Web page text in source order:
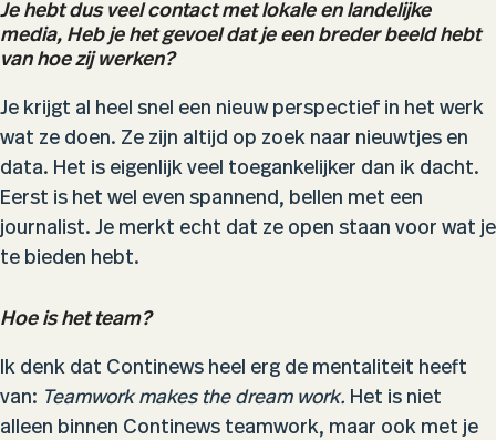
Je hebt dus veel contact met lokale en landelijke
media, Heb je het gevoel dat je een breder beeld hebt
van hoe zij werken?
Je krijgt al heel snel een nieuw perspectief in het werk
wat ze doen. Ze zijn altijd op zoek naar nieuwtjes en
data. Het is eigenlijk veel toegankelijker dan ik dacht.
Eerst is het wel even spannend, bellen met een
journalist. Je merkt echt dat ze open staan voor wat je
te bieden hebt.
Hoe is het team?
Ik denk dat Continews heel erg de mentaliteit heeft
van: Teamwork makes the dream work. Het is niet
alleen binnen Continews teamwork, maar ook met je